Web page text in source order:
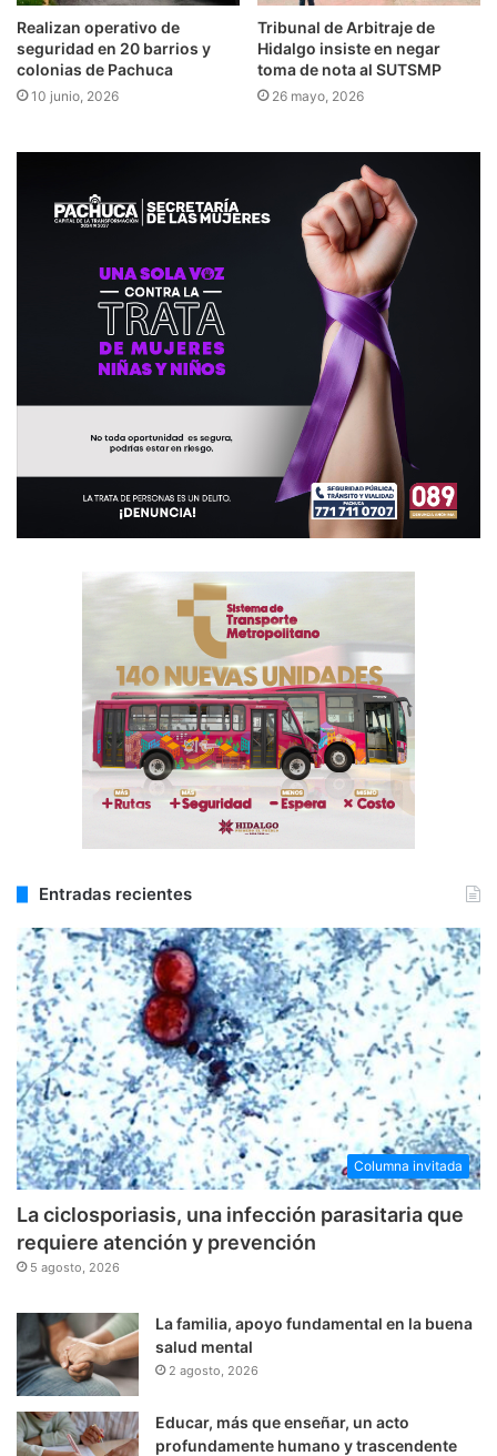
Realizan operativo de
seguridad en 20 barrios y
colonias de Pachuca
10 junio, 2026
Tribunal de Arbitraje de
Hidalgo insiste en negar
toma de nota al SUTSMP
26 mayo, 2026
Entradas recientes
Columna invitada
La ciclosporiasis, una infección parasitaria que
requiere atención y prevención
5 agosto, 2026
La familia, apoyo fundamental en la buena
salud mental
2 agosto, 2026
Educar, más que enseñar, un acto
profundamente humano y trascendente